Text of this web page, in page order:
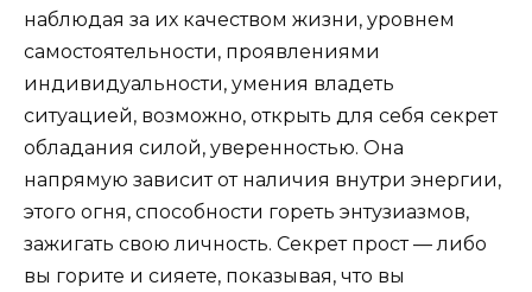
наблюдая за их качеством жизни, уровнем
самостоятельности, проявлениями
индивидуальности, умения владеть
ситуацией, возможно, открыть для себя секрет
обладания силой, уверенностью. Она
напрямую зависит от наличия внутри энергии,
этого огня, способности гореть энтузиазмов,
зажигать свою личность. Секрет прост — либо
вы горите и сияете, показывая, что вы